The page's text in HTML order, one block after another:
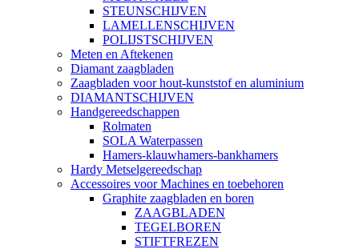
STEUNSCHIJVEN
LAMELLENSCHIJVEN
POLIJSTSCHIJVEN
Meten en Aftekenen
Diamant zaagbladen
Zaagbladen voor hout-kunststof en aluminium
DIAMANTSCHIJVEN
Handgereedschappen
Rolmaten
SOLA Waterpassen
Hamers-klauwhamers-bankhamers
Hardy Metselgereedschap
Accessoires voor Machines en toebehoren
Graphite zaagbladen en boren
ZAAGBLADEN
TEGELBOREN
STIFTFREZEN